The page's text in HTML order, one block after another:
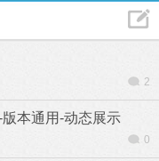
2
本通用-动态展示
0